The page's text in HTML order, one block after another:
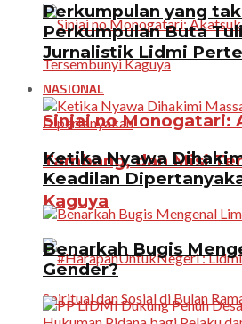
Sinjai no Monogatari:
Tambang, dan Misi
Kaguya
Perkumpulan yang
Perkumpulan Buta
Jurnalistik Lidmi
NASIONAL
Ketika Nyawa
Keadilan
Benarkah Bugis
Gender?